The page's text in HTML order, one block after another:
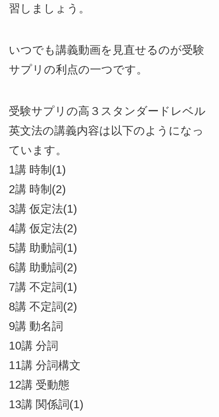
習しましょう。
いつでも講義動画を見直せるのが受験
サプリの利点の一つです。
受験サプリの高３スタンダードレベル
英文法の講義内容は以下のようになっ
ています。
1講 時制(1)
2講 時制(2)
3講 仮定法(1)
4講 仮定法(2)
5講 助動詞(1)
6講 助動詞(2)
7講 不定詞(1)
8講 不定詞(2)
9講 動名詞
10講 分詞
11講 分詞構文
12講 受動態
13講 関係詞(1)